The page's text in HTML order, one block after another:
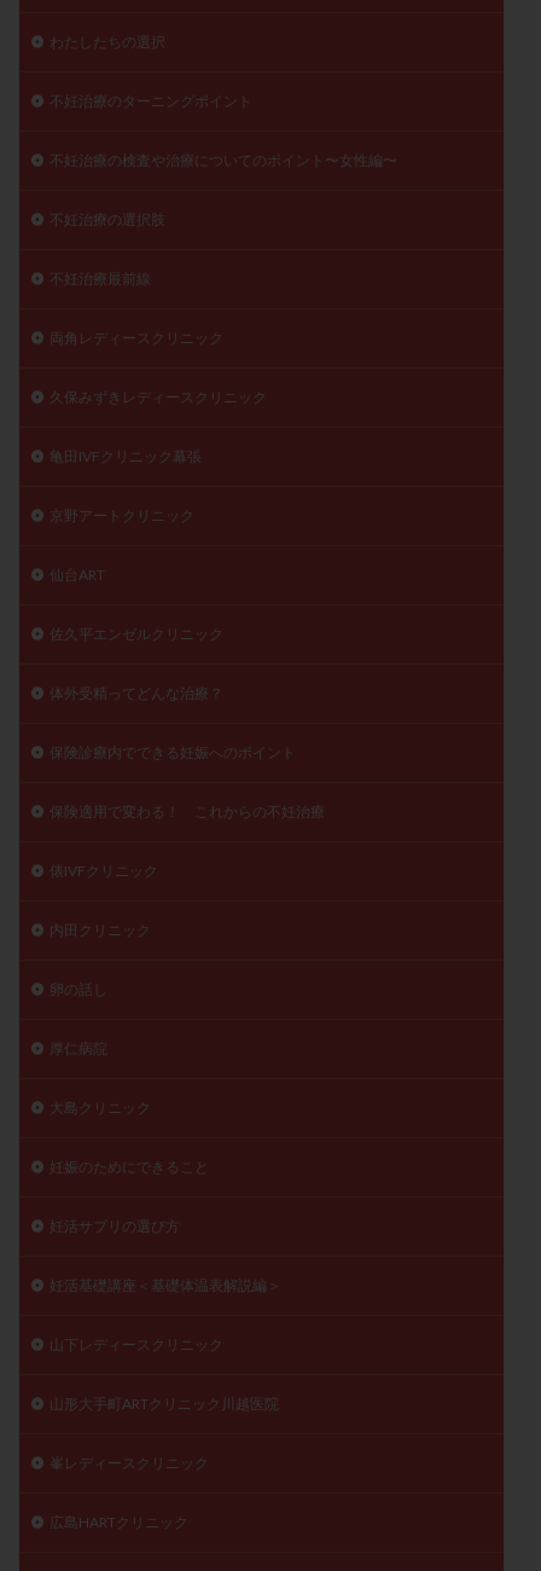
わたしたちの選択
不妊治療のターニングポイント
不妊治療の検査や治療についてのポイント〜女性編〜
不妊治療の選択肢
不妊治療最前線
両角レディースクリニック
久保みずきレディースクリニック
亀田IVFクリニック幕張
京野アートクリニック
仙台ART
佐久平エンゼルクリニック
体外受精ってどんな治療？
保険診療内でできる妊娠へのポイント
保険適用で変わる！ これからの不妊治療
俵IVFクリニック
内田クリニック
卵の話し
厚仁病院
大島クリニック
妊娠のためにできること
妊活サプリの選び方
妊活基礎講座＜基礎体温表解説編＞
山下レディースクリニック
山形大手町ARTクリニック川越医院
峯レディースクリニック
広島HARTクリニック